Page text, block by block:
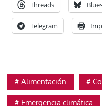
Threads
Telegram
Alimentación
Emergencia climática